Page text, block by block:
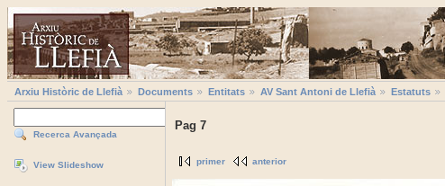
Arxiu Històric de Llefià Documents Entitats AV Sant Antoni de Llefià Estatuts
Recerca Avançada
View Slideshow
Pag 7
primer anterior